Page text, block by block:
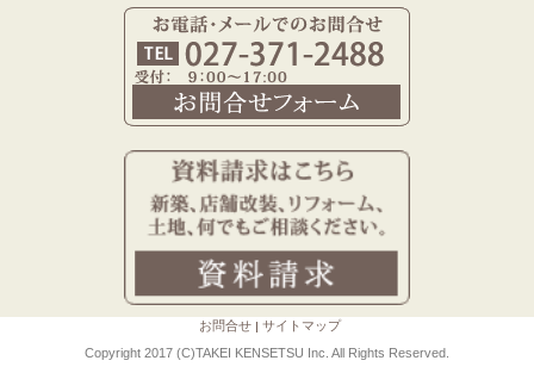
お問合せ
サイトマップ
Copyright 2017 (C)TAKEI KENSETSU Inc. All Rights Reserved.